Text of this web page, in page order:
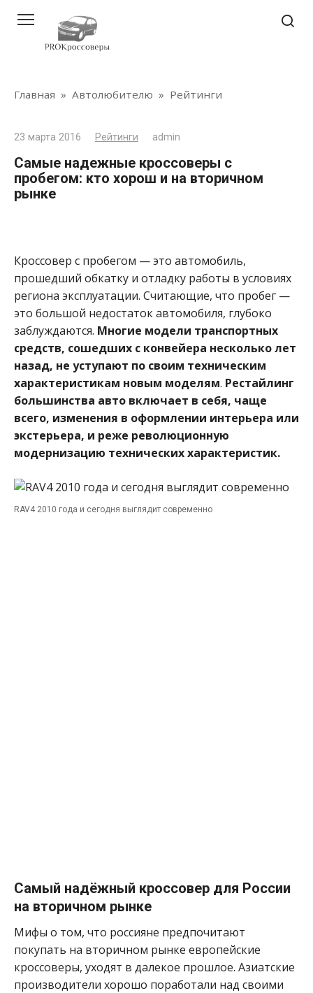
контенту
Главная » Автолюбителю » Рейтинги
23 марта 2016 Рейтинги admin
​Самые надежные кроссоверы с
пробегом: кто хорош и на вторичном
рынке
Кроссовер с пробегом — это автомобиль,
прошедший обкатку и отладку работы в условиях
региона эксплуатации. Считающие, что пробег —
это большой недостаток автомобиля, глубоко
заблуждаются. Многие модели транспортных
средств, сошедших с конвейера несколько лет
назад, не уступают по своим техническим
характеристикам новым моделям. Рестайлинг
большинства авто включает в себя, чаще
всего, изменения в оформлении интерьера или
экстерьера, и реже революционную
модернизацию технических характеристик.
RAV4 2010 года и сегодня выглядит современно
Самый надёжный кроссовер для России
на вторичном рынке
Мифы о том, что россияне предпочитают
покупать на вторичном рынке европейские
кроссоверы, уходят в далекое прошлое. Азиатские
производители хорошо поработали над своими